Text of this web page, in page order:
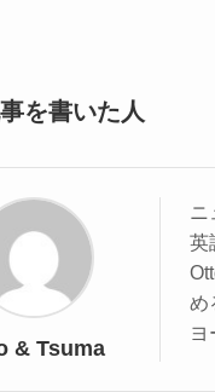
を書いた人
& Tsuma
ニ
英
め
ヨ